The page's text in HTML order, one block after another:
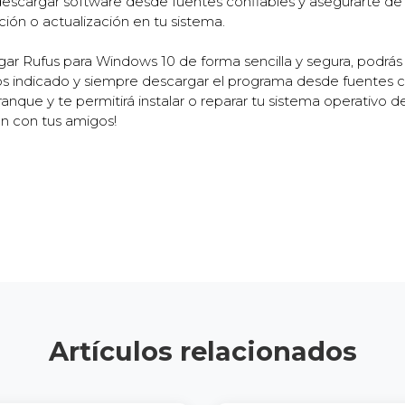
o actualización en tu sistema.
Rufus para Windows 10 de forma sencilla y segura,
indicado y siempre descargar el programa desde fuentes
y te permitirá instalar o reparar tu sistema operativo
con tus amigos!
Artículos relacionados